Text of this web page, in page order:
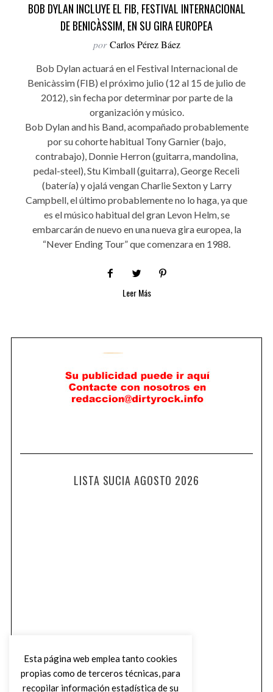
BOB DYLAN INCLUYE EL FIB, FESTIVAL INTERNACIONAL
DE BENICÀSSIM, EN SU GIRA EUROPEA
por Carlos Pérez Báez
Bob Dylan actuará en el Festival Internacional de
Benicàssim (FIB) el próximo julio (12 al 15 de julio de
2012), sin fecha por determinar por parte de la
organización y músico.
Bob Dylan and his Band, acompañado probablemente
por su cohorte habitual Tony Garnier (bajo,
contrabajo), Donnie Herron (guitarra, mandolina,
pedal-steel), Stu Kimball (guitarra), George Receli
(batería) y ojalá vengan Charlie Sexton y Larry
Campbell, el último probablemente no lo haga, ya que
es el músico habitual del gran Levon Helm, se
embarcarán de nuevo en una nueva gira europea, la
“Never Ending Tour” que comenzara en 1988.
Leer Más
LISTA SUCIA AGOSTO 2026
Esta página web emplea tanto cookies
propias como de terceros técnicas, para
recopilar información estadística de su